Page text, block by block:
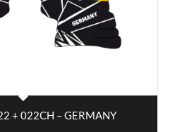
+ 022CH – GERMANY